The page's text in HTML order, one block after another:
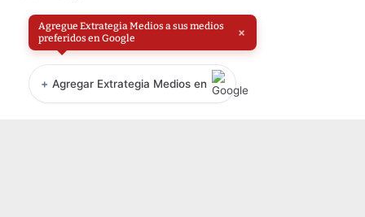
Agregue Extrategia Medios a sus medios
preferidos en Google
×
+ Agregar Extrategia Medios en